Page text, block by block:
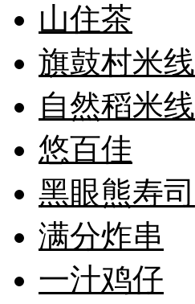
山住茶
旗鼓村米线
自然稻米线
悠百佳
黑眼熊寿司
满分炸串
一汁鸡仔